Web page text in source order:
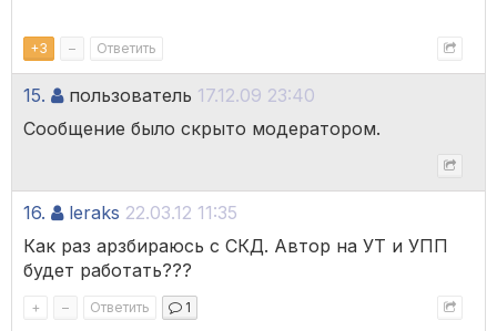
+3 – Ответить
15. пользователь 17.12.09 23:40
Сообщение было скрыто модератором.
16. leraks 22.03.12 11:35
Как раз арзбираюсь с СКД. Автор на УТ и УПП
будет работать???
+ – Ответить 1